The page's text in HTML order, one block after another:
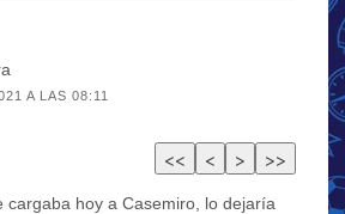
A LAS 08:11
cargaba hoy a Casemiro, lo dejaría